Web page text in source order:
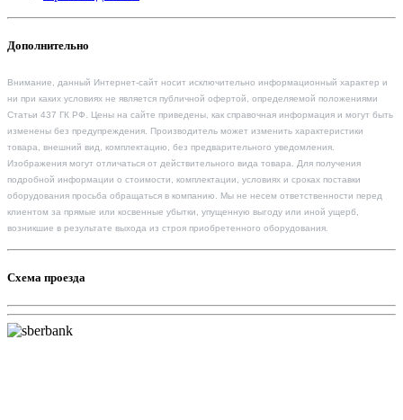
Дополнительно
Внимание, данный Интернет-сайт носит исключительно информационный характер и
ни при каких условиях не является публичной офертой, определяемой положениями
Статьи 437 ГК РФ. Цены на сайте приведены, как справочная информация и могут быть
изменены без предупреждения. Производитель может изменить характеристики
товара, внешний вид, комплектацию, без предварительного уведомления.
Изображения могут отличаться от действительного вида товара. Для получения
подробной информации о стоимости, комплектации, условиях и сроках поставки
оборудования просьба обращаться в компанию. Мы не несем ответственности перед
клиентом за прямые или косвенные убытки, упущенную выгоду или иной ущерб,
возникшие в результате выхода из строя приобретенного оборудования.
Схема проезда